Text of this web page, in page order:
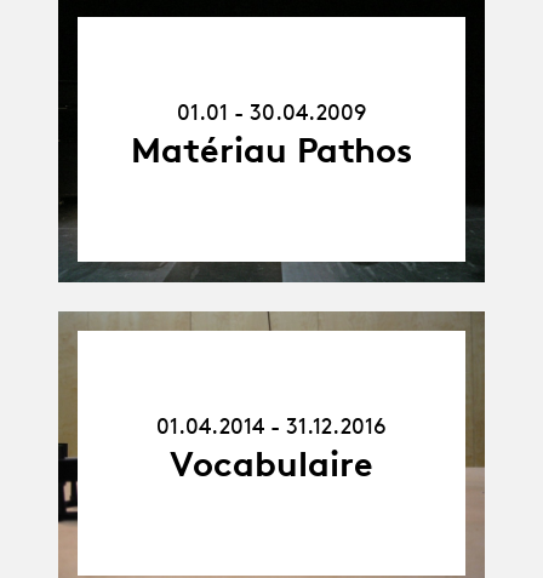
30.04.09
01.01 - 30.04.2009
Matériau Pathos
31.12.1601.04.2014 - 31.12.2016
Vocabulaire